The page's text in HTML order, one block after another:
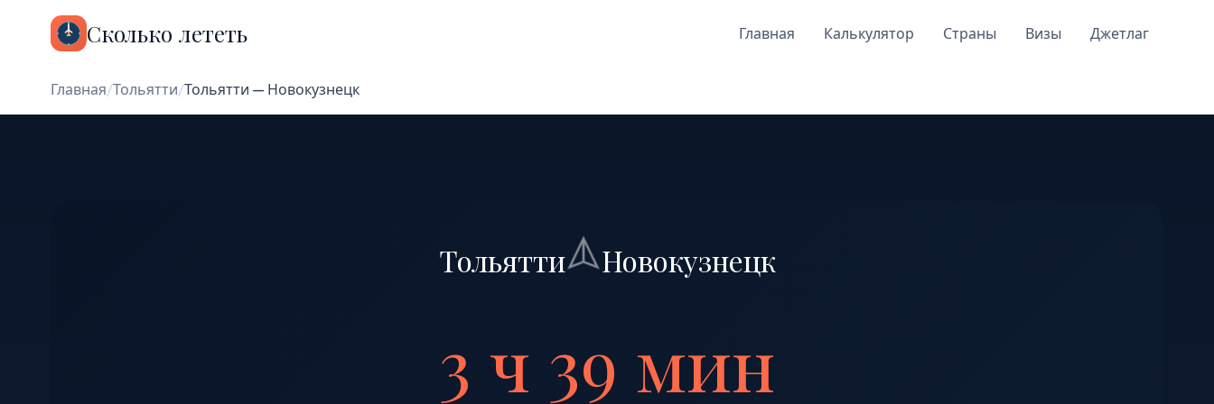
Сколько лететь Главная Калькулятор Страны Визы Джетлаг
Главная/Тольятти/Тольятти — Новокузнецк
Тольятти Новокузнецк
3 ч 39 мин